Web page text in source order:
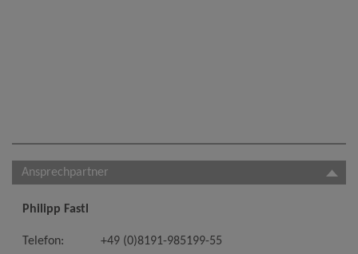
Ansprechpartner
Philipp Fastl
Telefon:
+49 (0)8191-985199-55